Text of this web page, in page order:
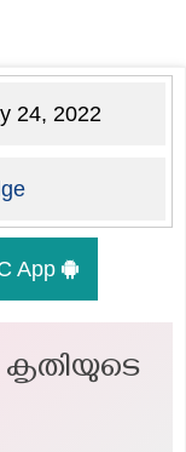
24, 2022
App
കൃതിയുടെ